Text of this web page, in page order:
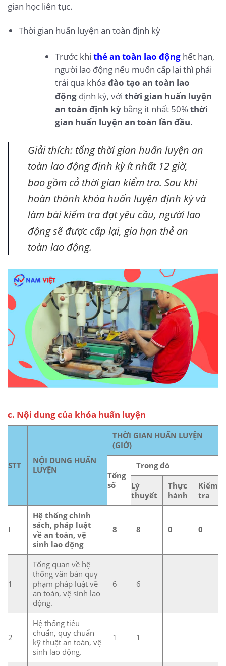
gian học liên tục.
Thời gian huấn luyện an toàn định kỳ
Trước khithẻ an toàn lao động hết hạn,
người lao động nếu muốn cấp lại thì phải
trải qua khóađào tạo an toàn lao
động định kỳ, vớithời gian huấn luyện
an toàn định kỳ bằng ít nhất 50%thời
gian huấn luyện an toàn lần đầu.
Giải thích: tổng thời gian huấn luyện an
toàn lao động định kỳ ít nhất 12 giờ,
bao gồm cả thời gian kiểm tra. Sau khi
hoàn thành khóa huấn luyện định kỳ và
làm bài kiểm tra đạt yêu cầu, người lao
động sẽ được cấp lại, gia hạn thẻ an
toàn lao động.
c. Nội dung của khóa huấn luyện
STT
NỘI DUNG HUẤN
LUYỆN
THỜI GIAN HUẤN LUYỆN
(GIỜ)
Tổng
số
Trong đó
Lý
thuyết
Thực
hành
Kiểm
tra
I
Hệ thống chính
sách, pháp luật
về an toàn, vệ
sinh lao động
8 8 0 0
1
Tổng quan về hệ
thống văn bản quy
phạm pháp luật về
an toàn, vệ sinh lao
động.
6 6
2
Hệ thống tiêu
chuẩn, quy chuẩn
kỹ thuật an toàn, vệ
sinh lao động.
1 1